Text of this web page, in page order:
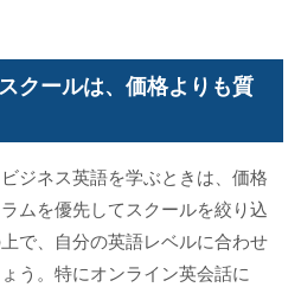
クールは、価格よりも質
ジネス英語を学ぶときは、価格
ムを優先してスクールを絞り込
で、自分の英語レベルに合わせ
う。特にオンライン英会話に